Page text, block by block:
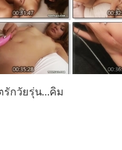
รักวัยรุ่น…คิม